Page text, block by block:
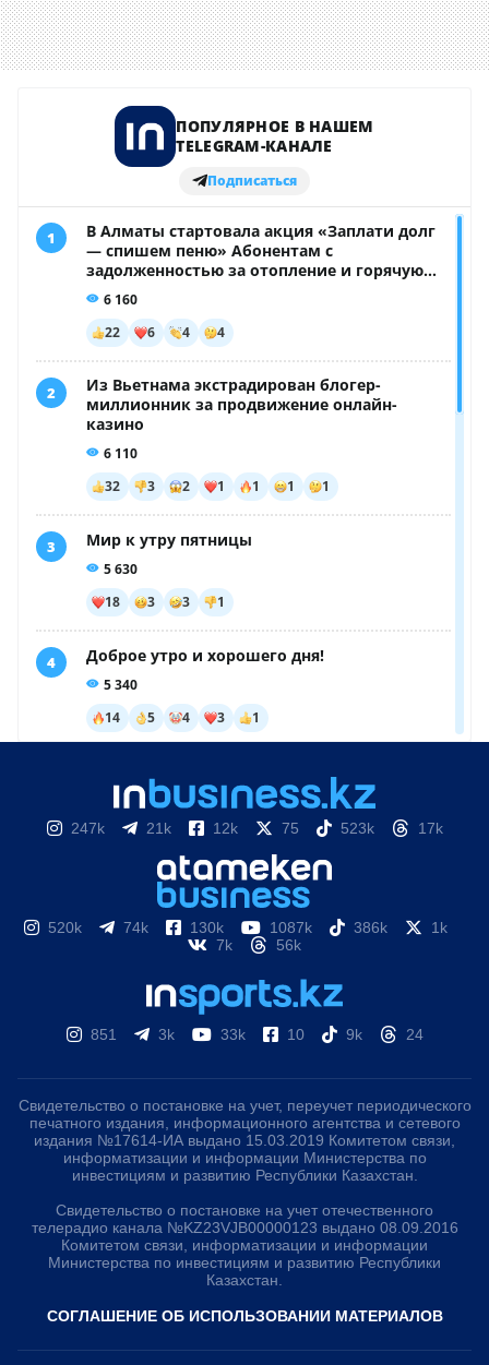
247k 21k 12k 75 523k 17k
520k 74k 130k 1087k 386k
1k
7k
56k
851 3k 33k 10 9k 24
Свидетельство о постановке на учет, переучет периодического
печатного издания, информационного агентства и сетевого
издания №17614-ИА выдано 15.03.2019 Комитетом связи,
информатизации и информации Министерства по
инвестициям и развитию Республики Казахстан.
Свидетельство о постановке на учет отечественного
телерадио канала №KZ23VJB00000123 выдано 08.09.2016
Комитетом связи, информатизации и информации
Министерства по инвестициям и развитию Республики
Казахстан.
СОГЛАШЕНИЕ ОБ ИСПОЛЬЗОВАНИИ МАТЕРИАЛОВ